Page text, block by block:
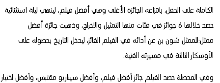
الكاملة على الحفل، بانتزاعه الجائزة الأغلى وهي أفضل فيلم، لينهي ليلة استثنائية
حصد خلالها 6 جوائز في فئات منها التمثيل والاخراج، وذهبت جائزة أفضل
ممثل:للممثل شون بن عن أدائه في الفيلم الفائز، ليدخل التاريخ بحصوله على
الأوسكار الثالثة في مسيرته الفنية.
وفي المحصلة حصد الفيلم جائز أفضل فيلم، وأفضل سيناريو مقتبس، وأفضل اختيار